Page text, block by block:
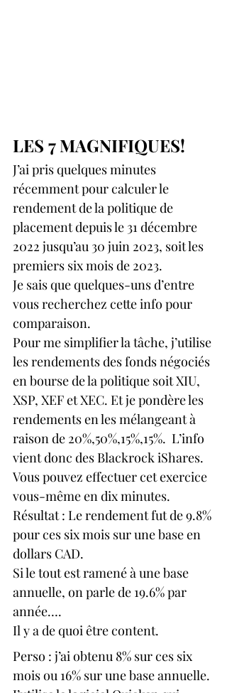
LES 7 MAGNIFIQUES!
J’ai pris quelques minutes
récemment pour calculer le
rendement de la politique de
placement depuis le 31 décembre
2022 jusqu’au 30 juin 2023, soit les
premiers six mois de 2023.
Je sais que quelques-uns d’entre
vous recherchez cette info pour
comparaison.
Pour me simplifier la tâche, j’utilise
les rendements des fonds négociés
en bourse de la politique soit XIU,
XSP, XEF et XEC. Et je pondère les
rendements en les mélangeant à
raison de 20%,50%,15%,15%.  L’info
vient donc des Blackrock iShares.
Vous pouvez effectuer cet exercice
vous-même en dix minutes.
Résultat : Le rendement fut de 9.8%
pour ces six mois sur une base en
dollars CAD.
Si le tout est ramené à une base
annuelle, on parle de 19.6% par
année….
Il y a de quoi être content.
Perso : j’ai obtenu 8% sur ces six
mois ou 16% sur une base annuelle.